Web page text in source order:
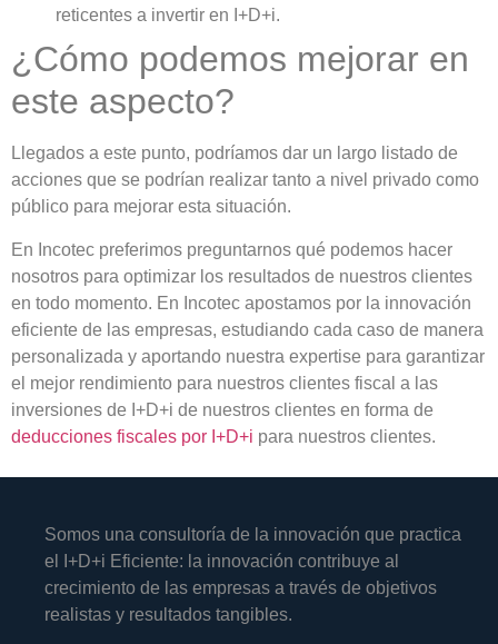
reticentes a invertir en I+D+i.
¿Cómo podemos mejorar en
este aspecto?
Llegados a este punto, podríamos dar un largo listado de
acciones que se podrían realizar tanto a nivel privado como
público para mejorar esta situación.
En Incotec preferimos preguntarnos qué podemos hacer
nosotros para optimizar los resultados de nuestros clientes
en todo momento. En Incotec apostamos por la innovación
eficiente de las empresas, estudiando cada caso de manera
personalizada y aportando nuestra expertise para garantizar
el mejor rendimiento para nuestros clientes fiscal a las
inversiones de I+D+i de nuestros clientes en forma de
deducciones fiscales por I+D+i para nuestros clientes.
Somos una consultoría de la innovación que practica
el I+D+i Eficiente: la innovación contribuye al
crecimiento de las empresas a través de objetivos
realistas y resultados tangibles.